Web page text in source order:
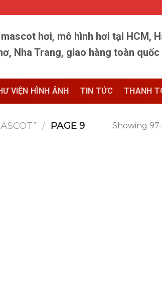
hơi, mô hình hơi tại HCM,
Nha Trang, giao hàng toàn quốc
VIỆN HÌNH ẢNH TIN TỨC THANH
/ PAGE 9 Showing